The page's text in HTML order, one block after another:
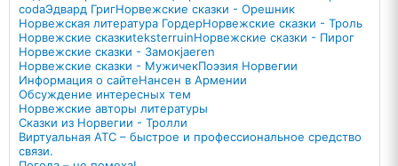
codaЭдвард ГригНорвежские сказки - Орешник
Норвежская литература ГордерНорвежские сказки - Троль
Норвежские сказкиteksterruinНорвежские сказки - Пирог
Норвежские сказки - Замокjaeren
Норвежские сказки - МужичекПоэзия Норвегии
Информация о сайтеНансен в Армении
Обсуждение интересных тем
Норвежские авторы литературы
Сказки из Норвегии - Тролли
Виртуальная АТС – быстрое и профессиональное средство
связи.